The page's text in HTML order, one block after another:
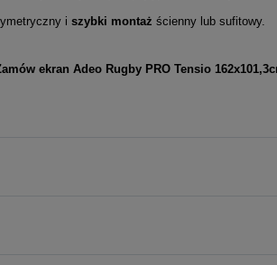
i szybki montaż ścienny lub sufitowy.
ekran Adeo Rugby PRO Tensio